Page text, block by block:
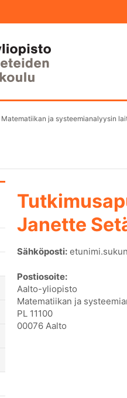
Matematiikan ja systeemianalyysin
Janette
Sähköposti:
Postiosoite:
Aalto-yliopisto
Matematiikan ja
PL 11100
00076 Aalto